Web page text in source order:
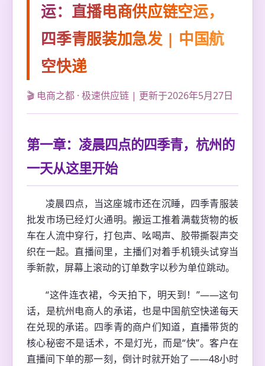
运：直播电商供应链空运，
四季青服装加急发 | 中国航
空快递
🎬 电商之都 · 极速供应链 | 更新于2026年5月27日
第一章：凌晨四点的四季青，杭州的
一天从这里开始
凌晨四点，当这座城市还在沉睡，四季青服装
批发市场已经灯火通明。搬运工推着满载货物的板
车在人流中穿行，打包声、吆喝声、胶带撕裂声交
织在一起。直播间里，主播们对着手机镜头试穿当
季新款，屏幕上滚动的订单数字以秒为单位跳动。
“这件连衣裙，今天拍下，明天到！”——这句
话，是杭州电商人的承诺，也是中国航空快递每天
在兑现的承诺。四季青的商户们知道，直播带货的
核心秘密不是话术，不是灯光，而是“快”。客户在
直播间下单的那一刻，倒计时就开始了——48小时